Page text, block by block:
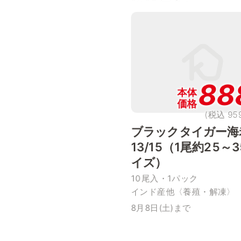
本体
価格
(税込
ブラックタイガー
13/15（1尾約25～
イズ）
10尾入・1パック
インド産他〈養殖・解凍〉
8月8日(土)まで